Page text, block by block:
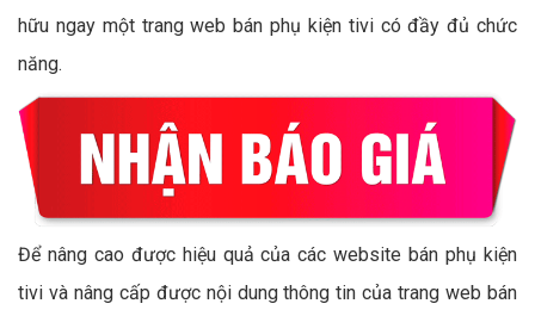
hữu ngay một trang web bán phụ kiện tivi có đầy đủ chức
năng.
Để nâng cao được hiệu quả của các website bán phụ kiện
tivi và nâng cấp được nội dung thông tin của trang web bán